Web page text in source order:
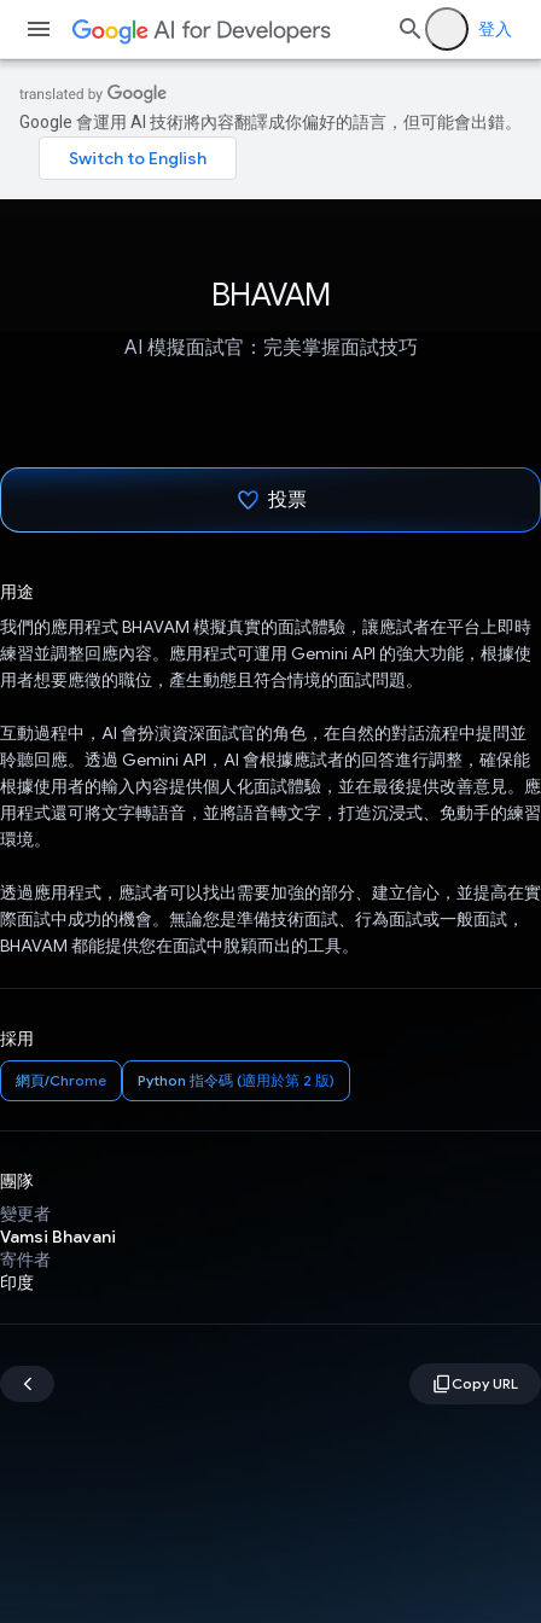
登入
Google 會運用 AI 技術將內容翻譯成你偏好的語言，但可能會出錯。
BHAVAM
AI 模擬面試官：完美掌握面試技巧
投票
用途
我們的應用程式 BHAVAM 模擬真實的面試體驗，讓應試者在平台上即時
練習並調整回應內容。應用程式可運用 Gemini API 的強大功能，根據使
用者想要應徵的職位，產生動態且符合情境的面試問題。
互動過程中，AI 會扮演資深面試官的角色，在自然的對話流程中提問並
聆聽回應。透過 Gemini API，AI 會根據應試者的回答進行調整，確保能
根據使用者的輸入內容提供個人化面試體驗，並在最後提供改善意見。應
用程式還可將文字轉語音，並將語音轉文字，打造沉浸式、免動手的練習
環境。
透過應用程式，應試者可以找出需要加強的部分、建立信心，並提高在實
際面試中成功的機會。無論您是準備技術面試、行為面試或一般面試，
BHAVAM 都能提供您在面試中脫穎而出的工具。
採用
網頁/Chrome Python 指令碼 (適用於第 2 版)
團隊
變更者
Vamsi Bhavani
寄件者
印度